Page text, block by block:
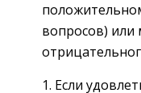
вопросов) или
Если